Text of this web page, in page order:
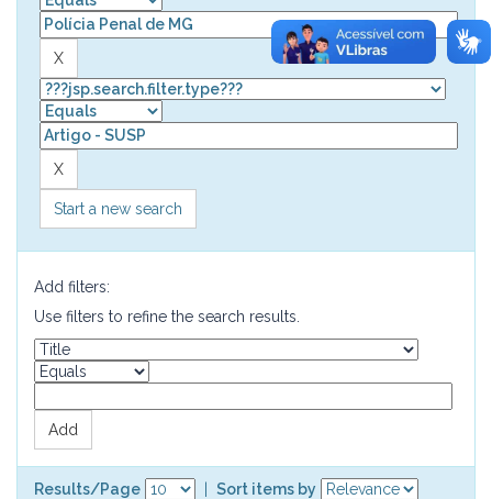
Start a new search
Add filters:
Use filters to refine the search results.
Results/Page
Sort items by